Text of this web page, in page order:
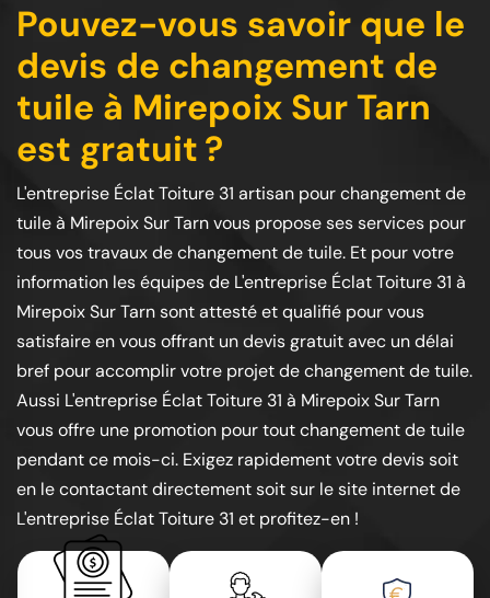
Pouvez-vous savoir que le
devis de changement de
tuile à Mirepoix Sur Tarn
est gratuit ?
L'entreprise Éclat Toiture 31 artisan pour changement de
tuile à Mirepoix Sur Tarn vous propose ses services pour
tous vos travaux de changement de tuile. Et pour votre
information les équipes de L'entreprise Éclat Toiture 31 à
Mirepoix Sur Tarn sont attesté et qualifié pour vous
satisfaire en vous offrant un devis gratuit avec un délai
bref pour accomplir votre projet de changement de tuile.
Aussi L'entreprise Éclat Toiture 31 à Mirepoix Sur Tarn
vous offre une promotion pour tout changement de tuile
pendant ce mois-ci. Exigez rapidement votre devis soit
en le contactant directement soit sur le site internet de
L'entreprise Éclat Toiture 31 et profitez-en !